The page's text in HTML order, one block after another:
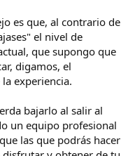
es que, al contrario de
el nivel de
que supongo que
digamos, el
experiencia.
bajarlo al salir al
un equipo profesional
las que podrás hacer